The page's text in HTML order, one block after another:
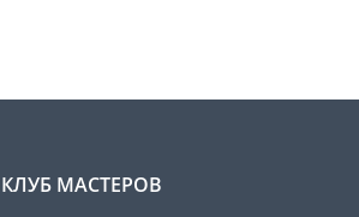
КЛУБ МАСТЕРОВ